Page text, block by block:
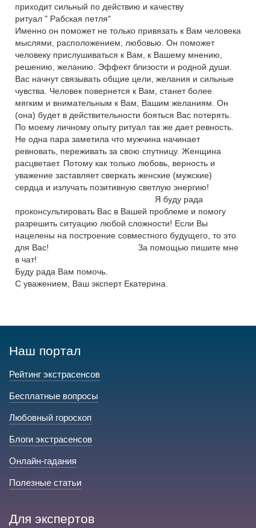
приходит сильный по действию и качеству
ритуал " Рабская петля"
Именно он поможет не только привязать к Вам человека
мыслями, расположением, любовью. Он поможет
человеку прислушиваться к Вам, к Вашему мнению,
решению, желанию. Эффект близости и родной души.
Вас начнут связывать общие цели, желания и сильные
чувства. Человек повернется к Вам, станет более
мягким и внимательным к Вам, Вашим желаниям. Он
(она) будет в действительности бояться Вас потерять.
По моему личному опыту ритуал так же дает ревность.
Не одна пара заметила что мужчина начинает
ревновать, переживать за свою спутницу. Женщина
расцветает. Потому как только любовь, верность и
уважение заставляет сверкать женские (мужские)
сердца и излучать позитивную светлую энергию!
Я буду рада
проконсультировать Вас в Вашей проблеме и помогу
разрешить ситуацию любой сложности! Если Вы
нацелены на построение совместного будущего, то это
для Вас! За помощью пишите мне
в чат!
Буду рада Вам помочь.
С уважением, Ваш эксперт Екатерина.
Наш портал
Рейтинг экстрасенсов
Бесплатные вопросы
Любовный гороскоп
Блоги экстрасенсов
Онлайн-гадания
Полезные статьи
Для экспертов